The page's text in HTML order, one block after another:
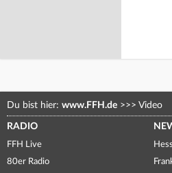
Du bist hier: www.FFH.de >>> Video
RADIO
FFH Live
80er Radio